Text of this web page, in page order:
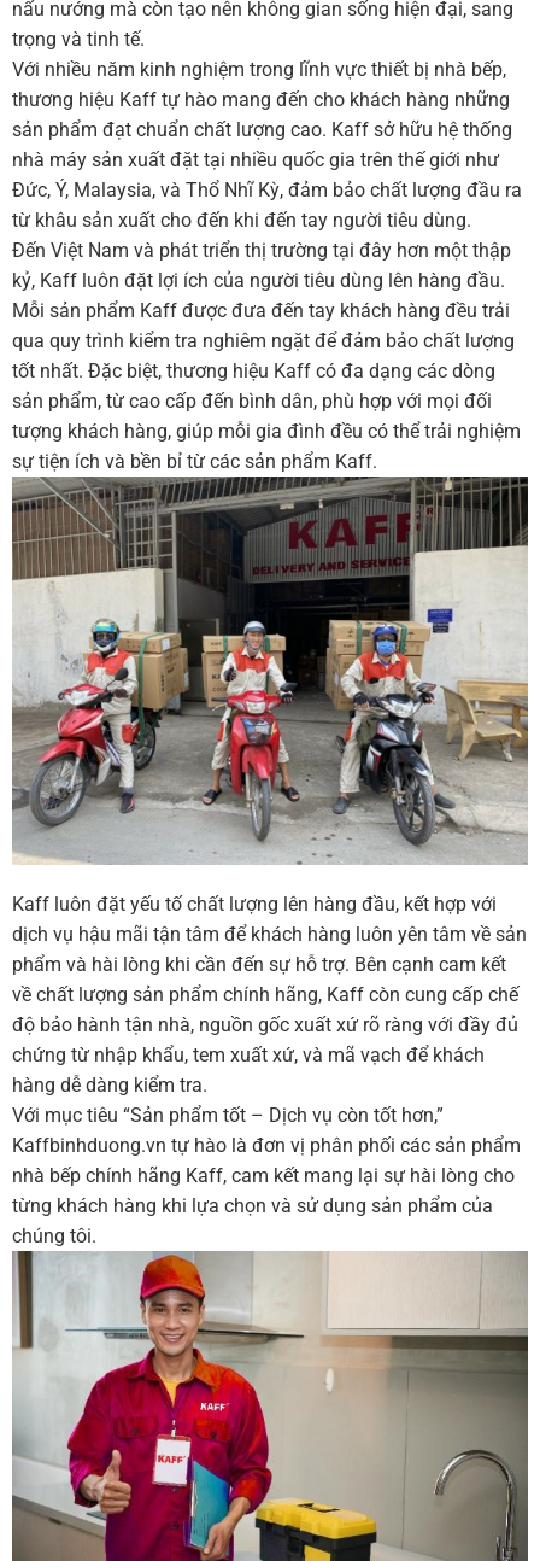
nấu nướng mà còn tạo nên không gian sống hiện đại, sang
trọng và tinh tế.
Với nhiều năm kinh nghiệm trong lĩnh vực thiết bị nhà bếp,
thương hiệu Kaff tự hào mang đến cho khách hàng những
sản phẩm đạt chuẩn chất lượng cao. Kaff sở hữu hệ thống
nhà máy sản xuất đặt tại nhiều quốc gia trên thế giới như
Đức, Ý, Malaysia, và Thổ Nhĩ Kỳ, đảm bảo chất lượng đầu ra
từ khâu sản xuất cho đến khi đến tay người tiêu dùng.
Đến Việt Nam và phát triển thị trường tại đây hơn một thập
kỷ, Kaff luôn đặt lợi ích của người tiêu dùng lên hàng đầu.
Mỗi sản phẩm Kaff được đưa đến tay khách hàng đều trải
qua quy trình kiểm tra nghiêm ngặt để đảm bảo chất lượng
tốt nhất. Đặc biệt, thương hiệu Kaff có đa dạng các dòng
sản phẩm, từ cao cấp đến bình dân, phù hợp với mọi đối
tượng khách hàng, giúp mỗi gia đình đều có thể trải nghiệm
sự tiện ích và bền bỉ từ các sản phẩm Kaff.
Kaff luôn đặt yếu tố chất lượng lên hàng đầu, kết hợp với
dịch vụ hậu mãi tận tâm để khách hàng luôn yên tâm về sản
phẩm và hài lòng khi cần đến sự hỗ trợ. Bên cạnh cam kết
về chất lượng sản phẩm chính hãng, Kaff còn cung cấp chế
độ bảo hành tận nhà, nguồn gốc xuất xứ rõ ràng với đầy đủ
chứng từ nhập khẩu, tem xuất xứ, và mã vạch để khách
hàng dễ dàng kiểm tra.
Với mục tiêu “Sản phẩm tốt – Dịch vụ còn tốt hơn,”
Kaffbinhduong.vn tự hào là đơn vị phân phối các sản phẩm
nhà bếp chính hãng Kaff, cam kết mang lại sự hài lòng cho
từng khách hàng khi lựa chọn và sử dụng sản phẩm của
chúng tôi.